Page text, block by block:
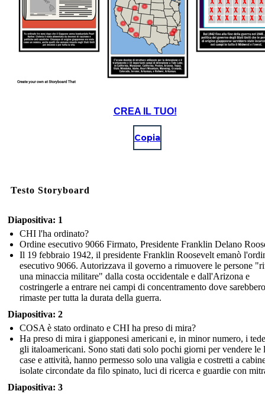
CREA IL TUO!
Copia
Testo Storyboard
Diapositiva: 1
CHI l'ha ordinato?
Ordine esecutivo 9066 Firmato, Presidente Franklin Delano
Il 19 febbraio 1942, il presidente Franklin Roosevelt emanò
esecutivo 9066. Autorizzava il governo a rimuovere le persone
una minaccia militare" dalla costa occidentale e dall'Arizona e
costringerle a entrare nei campi di concentramento dove sarebbero
rimaste per tutta la durata della guerra.
Diapositiva: 2
COSA è stato ordinato e CHI ha preso di mira?
Ha preso di mira i giapponesi americani e, in minor numero, i
gli italoamericani. Sono stati dati solo pochi giorni per vendere le
case e attività, hanno permesso solo una valigia e costretti a
isolate circondate da filo spinato, luci di ricerca e guardie con
Diapositiva: 3